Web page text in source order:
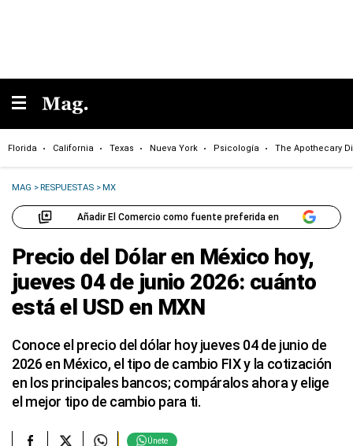
Florida California Texas Nueva York Psicología The Apothecary
MAG >RESPUESTAS >MX
Añadir El Comercio como fuente preferida en
Precio del Dólar en México hoy,
jueves 04 de junio 2026: cuánto
está el USD en MXN
Conoce el precio del dólar hoy jueves 04 de junio de
2026 en México, el tipo de cambio FIX y la cotización
en los principales bancos; compáralos ahora y elige
el mejor tipo de cambio para ti.
Únete